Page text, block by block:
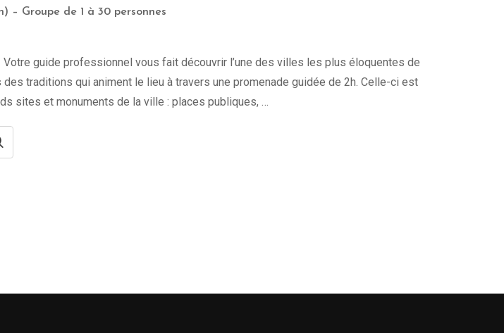
– Groupe de 1 à 30 personnes
Votre guide professionnel vous fait découvrir l’une des villes les plus éloquentes de
des traditions qui animent le lieu à travers une promenade guidée de 2h. Celle-ci est
sites et monuments de la ville : places publiques, …